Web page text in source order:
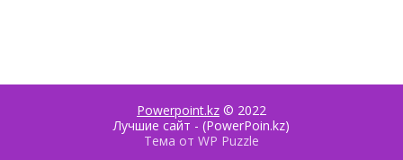
Powerpoint.kz © 2022
Лучшие сайт - (PowerPoin.kz)
Тема от WP Puzzle